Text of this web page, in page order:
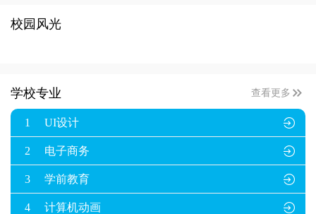
校园风光
学校专业 查看更多

1 UI设计

2 电子商务

3 学前教育

4 计算机动画